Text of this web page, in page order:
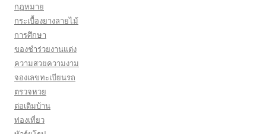
กฎหมาย
กระเบื้องยางลายไม้
การศึกษา
ของชำร่วยงานแต่ง
ความสวยความงาม
จองเลขทะเบียนรถ
ตรวจหวย
ต่อเติมบ้าน
ท่องเที่ยว